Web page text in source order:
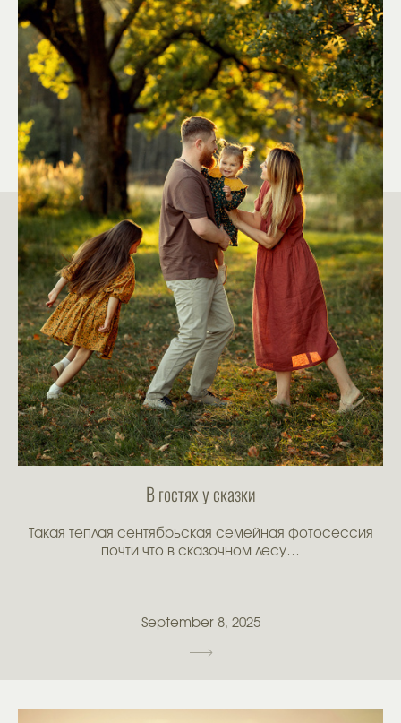
В гостях у сказки
Такая теплая сентябрьская семейная фотосессия
почти что в сказочном лесу…
September 8, 2025